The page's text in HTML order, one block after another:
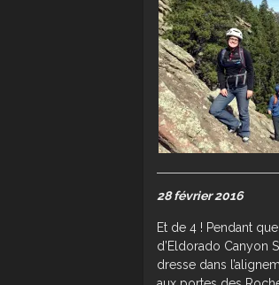
28 février 2016
Et de 4 ! Pendant
d’Eldorado Canyon
dresse dans